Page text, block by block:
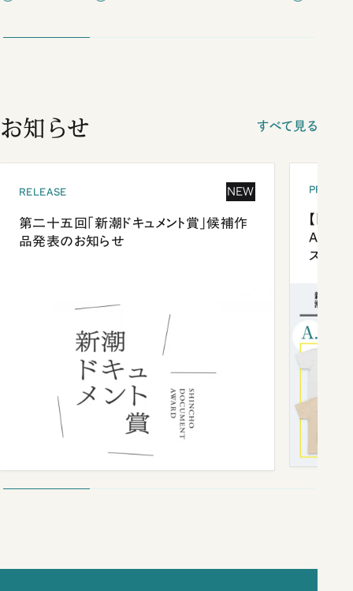
お知らせ すべて見る
RELEASE NEW
第二十五回「新潮ドキュメント賞」候補作
品発表のお知らせ
【「新
ズプレ